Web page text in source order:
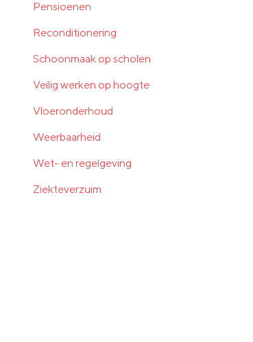
Pensioenen
Reconditionering
Schoonmaak op scholen
Veilig werken op hoogte
Vloeronderhoud
Weerbaarheid
Wet- en regelgeving
Ziekteverzuim